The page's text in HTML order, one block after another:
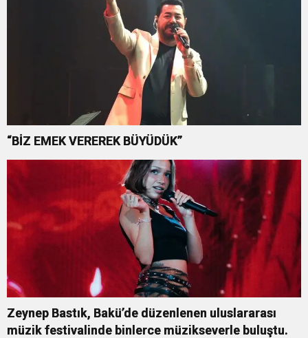
“BİZ EMEK VEREREK BÜYÜDÜK”
Zeynep Bastık, Bakü’de düzenlenen uluslararası
müzik festivalinde binlerce müzikseverle buluştu.